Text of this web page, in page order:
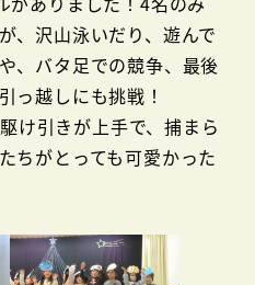
、沢山泳いだり、遊んで
、バタ足での競争、最後
っ越しにも挑戦！
け引きが上手で、捕まら
ちがとっても可愛かった